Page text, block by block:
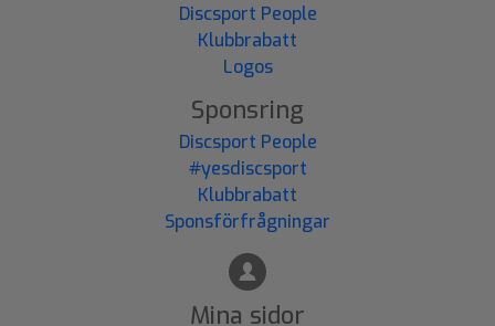
Discsport People
Klubbrabatt
Logos
Sponsring
Discsport People
#yesdiscsport
Klubbrabatt
Sponsförfrågningar
Mina sidor